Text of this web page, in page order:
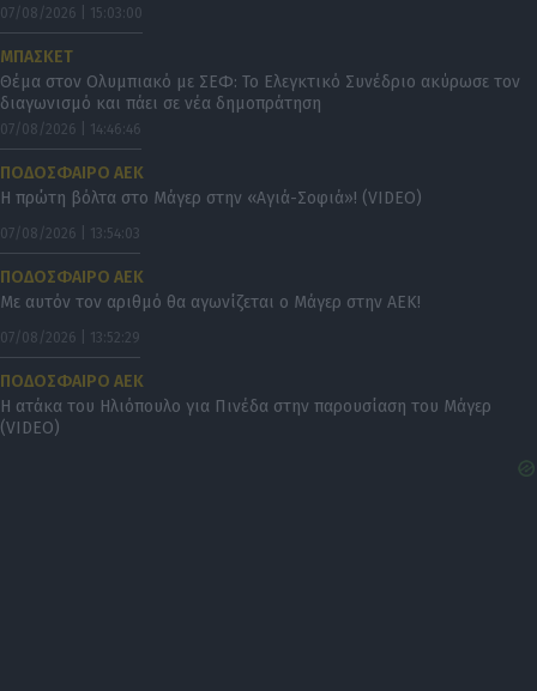
07/08/2026 | 15:03:00
ΜΠΑΣΚΕΤ
Θέμα στον Ολυμπιακό με ΣΕΦ: Το Ελεγκτικό Συνέδριο ακύρωσε τον
διαγωνισμό και πάει σε νέα δημοπράτηση
07/08/2026 | 14:46:46
ΠΟΔΟΣΦΑΙΡΟ ΑΕΚ
Η πρώτη βόλτα στο Μάγερ στην «Αγιά-Σοφιά»! (VIDEO)
07/08/2026 | 13:54:03
ΠΟΔΟΣΦΑΙΡΟ ΑΕΚ
Με αυτόν τον αριθμό θα αγωνίζεται ο Μάγερ στην ΑΕΚ!
07/08/2026 | 13:52:29
ΠΟΔΟΣΦΑΙΡΟ ΑΕΚ
Η ατάκα του Ηλιόπουλο για Πινέδα στην παρουσίαση του Μάγερ
(VIDEO)